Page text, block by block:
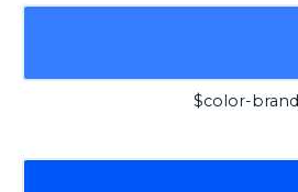
$color-brand